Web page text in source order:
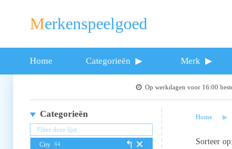
Merkenspeelgoed
Home Categorieën Merk
Op werkdagen voor 16:00
Categorieën
City 64
Home
Sorteer op: